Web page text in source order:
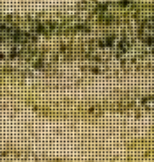
© 2026 Quinta Vale d'Aldeia |
by
Política